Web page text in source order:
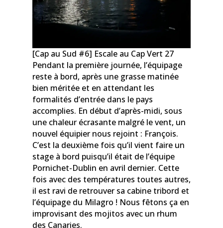
[Cap au Sud #6] Escale au Cap Vert 27
Pendant la première journée, l’équipage
reste à bord, après une grasse matinée
bien méritée et en attendant les
formalités d’entrée dans le pays
accomplies. En début d’après-midi, sous
une chaleur écrasante malgré le vent, un
nouvel équipier nous rejoint : François.
C’est la deuxième fois qu’il vient faire un
stage à bord puisqu’il était de l’équipe
Pornichet-Dublin en avril dernier. Cette
fois avec des températures toutes autres,
il est ravi de retrouver sa cabine tribord et
l’équipage du Milagro ! Nous fêtons ça en
improvisant des mojitos avec un rhum
des Canaries.